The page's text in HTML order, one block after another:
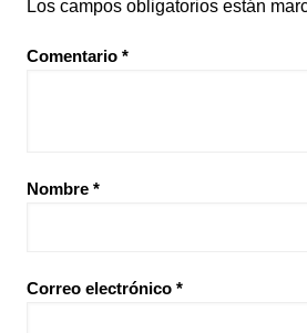
Los campos obligatorios están
Comentario *
Nombre *
Correo electrónico *